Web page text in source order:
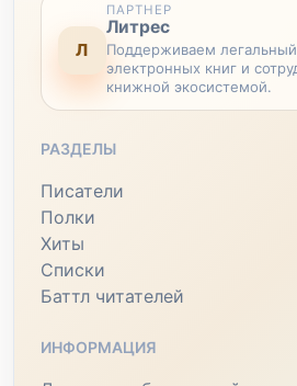
Л
ПАРТНЕР
Литрес
Поддерживаем
электронных книг и
книжной экосистемой.
РАЗДЕЛЫ
Писатели
Полки
Хиты
Списки
Баттл читателей
ИНФОРМАЦИЯ